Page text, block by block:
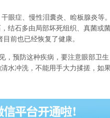
眼症、慢性泪囊炎、睑板腺炎等
结石多由局部坏死组织、真菌或
前也已经恢复了健康。
，预防这种疾病，要注意眼部卫
水冲洗，不能用手大力揉搓，如